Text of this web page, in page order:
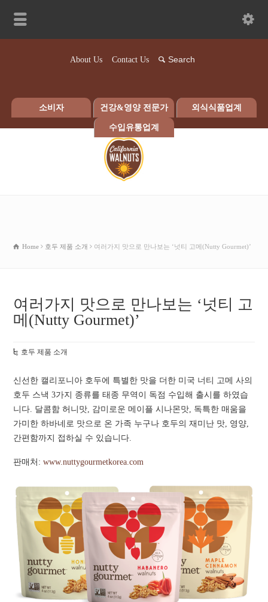
About Us Contact Us
소비자 건강&영양 전문가 외식식품업계
수입유통업계
Home 호두 제품 소개 여러가지 맛으로 만나보는 ‘넛티 고메(Nutty Gourmet)’
여러가지 맛으로 만나보는 ‘넛티 고
메(Nutty Gourmet)’
호두 제품 소개
신선한 캘리포니아 호두에 특별한 맛을 더한 미국 너티 고메 사의
호두 스낵 3가지 종류를 태종 무역이 독점 수입해 출시를 하였습
니다. 달콤함 허니맛, 감미로운 메이플 시나몬맛, 독특한 매움을
가미한 하바네로 맛으로 온 가족 누구나 호두의 재미난 맛, 영양,
간편함까지 접하실 수 있습니다.
판매처:www.nuttygourmetkorea.com